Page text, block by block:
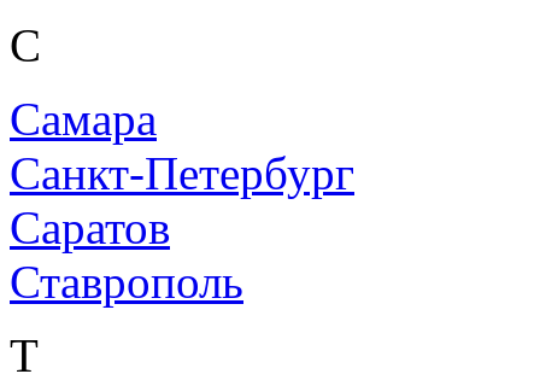
С
Самара
Санкт-Петербург
Саратов
Ставрополь
Т